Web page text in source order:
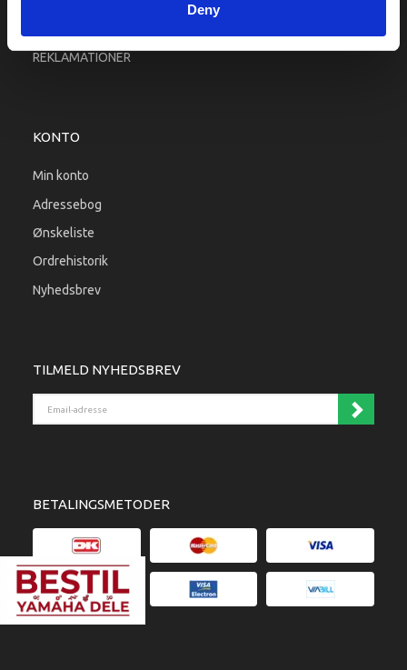
Deny
REKLAMATIONER
KONTO
Min konto
Adressebog
Ønskeliste
Ordrehistorik
Nyhedsbrev
TILMELD NYHEDSBREV
BETALINGSMETODER